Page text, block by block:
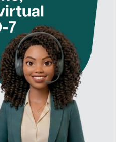
A ‘ALINE’,
VIRTUAL DO
7